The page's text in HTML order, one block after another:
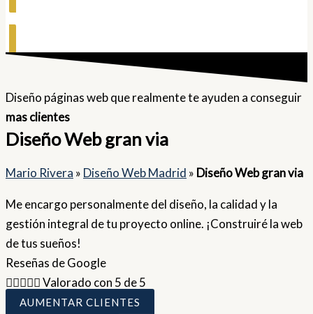
Diseño páginas web que realmente te ayuden a conseguir
mas clientes
Diseño Web gran via
Mario Rivera » Diseño Web Madrid » Diseño Web gran via
Me encargo personalmente del diseño, la calidad y la
gestión integral de tu proyecto online. ¡Construiré la web
de tus sueños!
Reseñas de Google
Valorado con 5 de 5
AUMENTAR CLIENTES